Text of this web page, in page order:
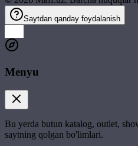
Saytdan qanday foydalanish
Menyu
Bu yerda butun katalog, outlet,
saytning qolgan bo'limlari.